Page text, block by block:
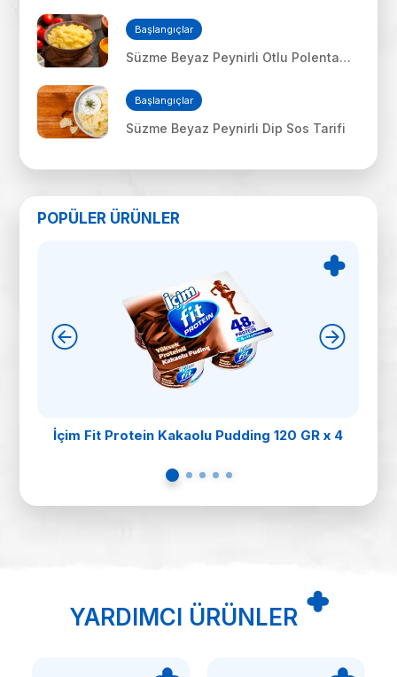
Başlangıçlar
Süzme Beyaz Peynirli Otlu Polenta
Başlangıçlar
Süzme Beyaz Peynirli Dip Sos Tarifi
POPÜLER ÜRÜNLER
İçim Fit Protein Kakaolu Pudding 120 GR x 4
YARDIMCI ÜRÜNLER